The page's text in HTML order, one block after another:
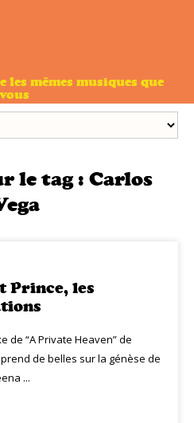
les mêmes musiques que
vous
le tag : Carlos
Prince, les
de “A Private Heaven” de
de belles sur la génèse de
...